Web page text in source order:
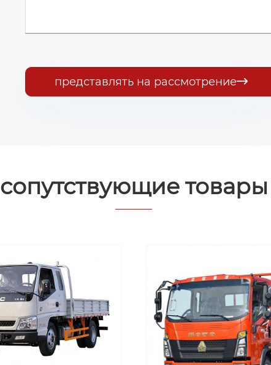
представлять на рассмотрение
сопутствующие товары